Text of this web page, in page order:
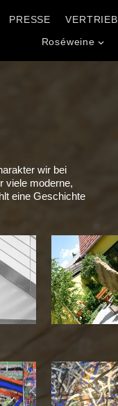
PRESSE VERTRIEB
Roséweine
wir bei
viele moderne,
eine Geschichte